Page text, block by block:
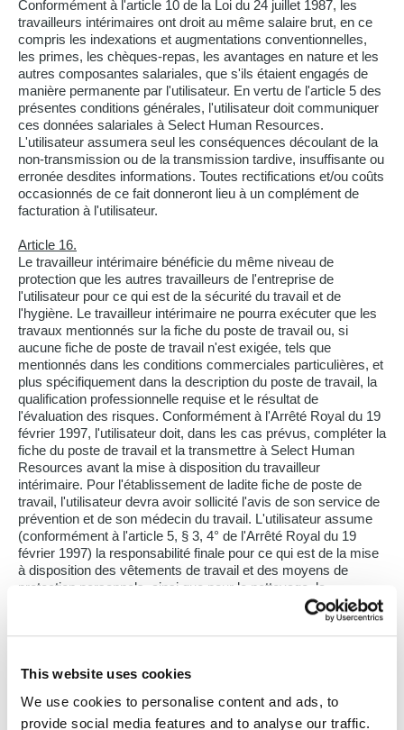
This website uses cookies
We use cookies to personalise content and ads, to
provide social media features and to analyse our traffic.
Conformément à l'article 10 de la Loi du 24 juillet 1987, les
travailleurs intérimaires ont droit au même salaire brut, en ce
compris les indexations et augmentations conventionnelles,
les primes, les chèques-repas, les avantages en nature et les
autres composantes salariales, que s'ils étaient engagés de
manière permanente par l'utilisateur. En vertu de l'article 5 des
présentes conditions générales, l'utilisateur doit communiquer
ces données salariales à Select Human Resources.
L'utilisateur assumera seul les conséquences découlant de la
non-transmission ou de la transmission tardive, insuffisante ou
erronée desdites informations. Toutes rectifications et/ou coûts
occasionnés de ce fait donneront lieu à un complément de
facturation à l'utilisateur.
Article 16.
Le travailleur intérimaire bénéficie du même niveau de
protection que les autres travailleurs de l'entreprise de
l'utilisateur pour ce qui est de la sécurité du travail et de
l'hygiène. Le travailleur intérimaire ne pourra exécuter que les
travaux mentionnés sur la fiche du poste de travail ou, si
aucune fiche de poste de travail n'est exigée, tels que
mentionnés dans les conditions commerciales particulières, et
plus spécifiquement dans la description du poste de travail, la
qualification professionnelle requise et le résultat de
l'évaluation des risques. Conformément à l'Arrêté Royal du 19
février 1997, l'utilisateur doit, dans les cas prévus, compléter la
fiche du poste de travail et la transmettre à Select Human
Resources avant la mise à disposition du travailleur
intérimaire. Pour l'établissement de ladite fiche de poste de
travail, l'utilisateur devra avoir sollicité l'avis de son service de
prévention et de son médecin du travail. L'utilisateur assume
(conformément à l'article 5, § 3, 4° de l'Arrêté Royal du 19
février 1997) la responsabilité finale pour ce qui est de la mise
à disposition des vêtements de travail et des moyens de
protection personnels, ainsi que pour le nettoyage, la
réparation et le maintien de ceux-ci dans un état d'utilisation
normal, et cela, même lorsqu'un contrat commercial divergent
portant sur leur livraison a été conclu avec Select Human
Sauf accord préalable et écrit de Select Human Resources, (i)
l'utilisateur ne peut confier au travailleur intérimaire aucune